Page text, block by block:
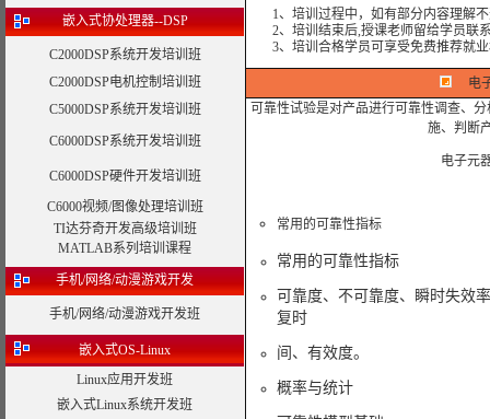
嵌入式协处理器--DSP
C2000DSP系统开发培训班
C2000DSP电机控制培训班
C5000DSP系统开发培训班
C6000DSP系统开发培训班
C6000DSP硬件开发培训班
C6000视频/图像处理培训班
TI达芬奇开发高级培训班
MATLAB系列培训课程
手机/网络/动漫游戏开发
手机/网络/动漫游戏开发班
嵌入式OS-Linux
Linux应用开发班
嵌入式Linux系统开发班
1、培训过程中，如有部分内容理解不
2、培训结束后,授课老师留给学员联
3、培训合格学员可享受免费推荐就业
电
可靠性试验是对产品进行可靠性调查、
施、判断
电子元
常用的可靠性指标
常用的可靠性指标
可靠度、不可靠度、瞬时失效
复时
间、有效度。
概率与统计